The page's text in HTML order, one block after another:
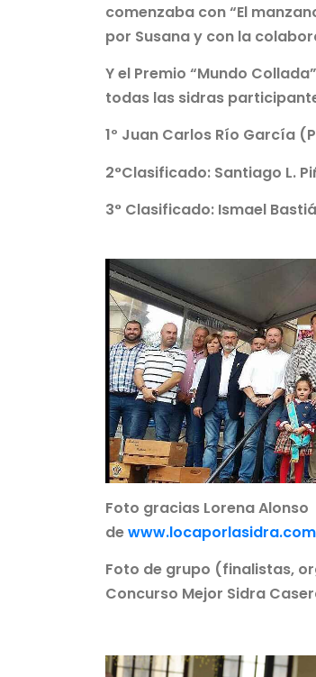
comenzaba con “El
por Susana y con la
Y el Premio “Mundo
todas las sidras
1º Juan Carlos Río García
2°Clasificado: Santiago L.
3° Clasificado: Ismael
Foto gracias Lorena Alonso
dewww.locaporlasidra.com
Foto de grupo (finalistas,
Concurso Mejor Sidra